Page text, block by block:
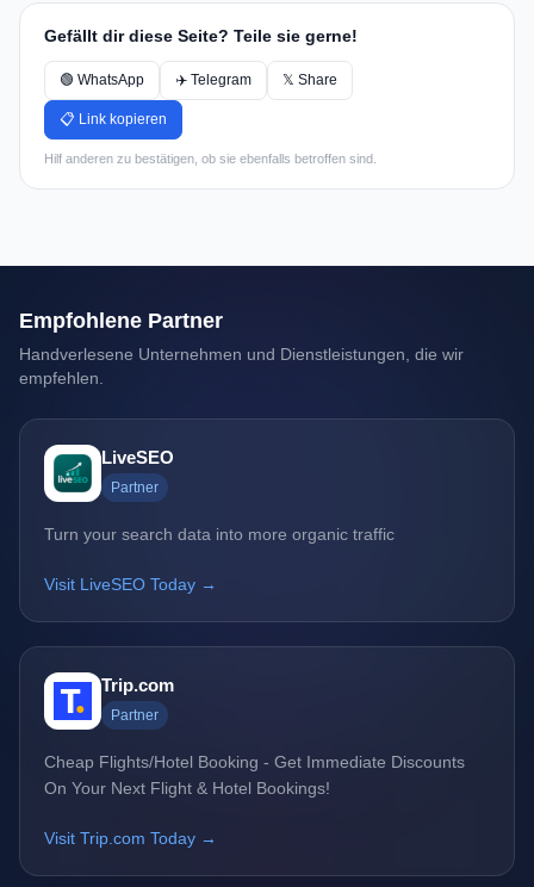
Gefällt dir diese Seite? Teile sie gerne!
🟢 WhatsApp ✈️ Telegram 𝕏 Share
📋 Link kopieren
Hilf anderen zu bestätigen, ob sie ebenfalls betroffen sind.
Empfohlene Partner
Handverlesene Unternehmen und Dienstleistungen, die wir
empfehlen.
LiveSEO
Partner
Turn your search data into more organic traffic
Visit LiveSEO Today →
Trip.com
Partner
Cheap Flights/Hotel Booking - Get Immediate Discounts
On Your Next Flight & Hotel Bookings!
Visit Trip.com Today →